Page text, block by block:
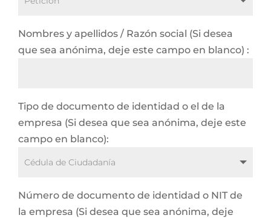
Nombres y apellidos / Razón social (Si desea
que sea anónima, deje este campo en blanco) :
Tipo de documento de identidad o el de la
empresa (Si desea que sea anónima, deje este
campo en blanco):
Número de documento de identidad o NIT de
la empresa (Si desea que sea anónima, deje